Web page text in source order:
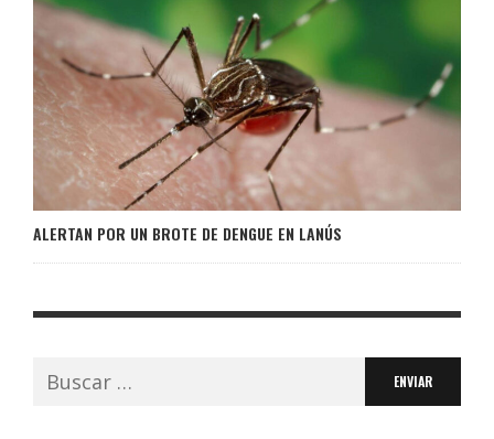
ALERTAN POR UN BROTE DE DENGUE EN LANÚS
Buscar: